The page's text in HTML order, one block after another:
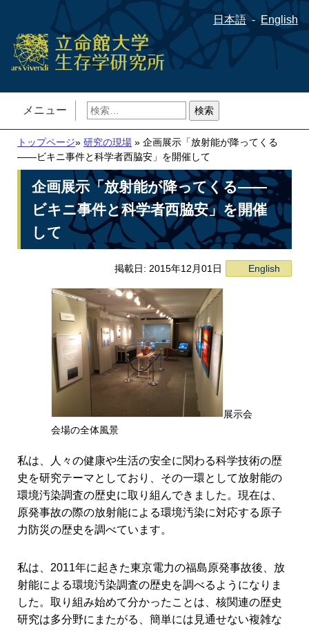
日本語 English
メニュー
検
索:
トップページ» 研究の現場 » 企画展示「放射能が降ってくる
――ビキニ事件と科学者西脇安」を開催して
企画展示「放射能が降ってくる――
ビキニ事件と科学者西脇安」を開催
して
掲載日: 2015年12月01日 English
展示会
会場の全体風景
私は、人々の健康や生活の安全に関わる科学技術の歴
史を研究テーマとしており、その一環として放射能の
環境汚染調査の歴史に取り組んできました。現在は、
原発事故の際の放射能による環境汚染に対応する原子
力防災の歴史を調べています。
私は、2011年に起きた東京電力の福島原発事故後、放
射能による環境汚染調査の歴史を調べるようになりま
した。取り組み始めて分かったことは、核関連の歴史
研究は多分野にまたがる、簡単には見通せない複雑な